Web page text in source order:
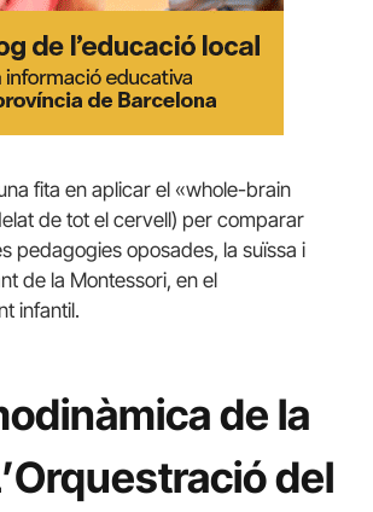
fita en aplicar el «whole-brain
de tot el cervell) per comparar
pedagogies oposades, la suïssa i
de la Montessori, en el
infantil.
de la
del